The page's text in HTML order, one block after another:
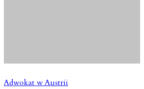
Adwokat w Austrii